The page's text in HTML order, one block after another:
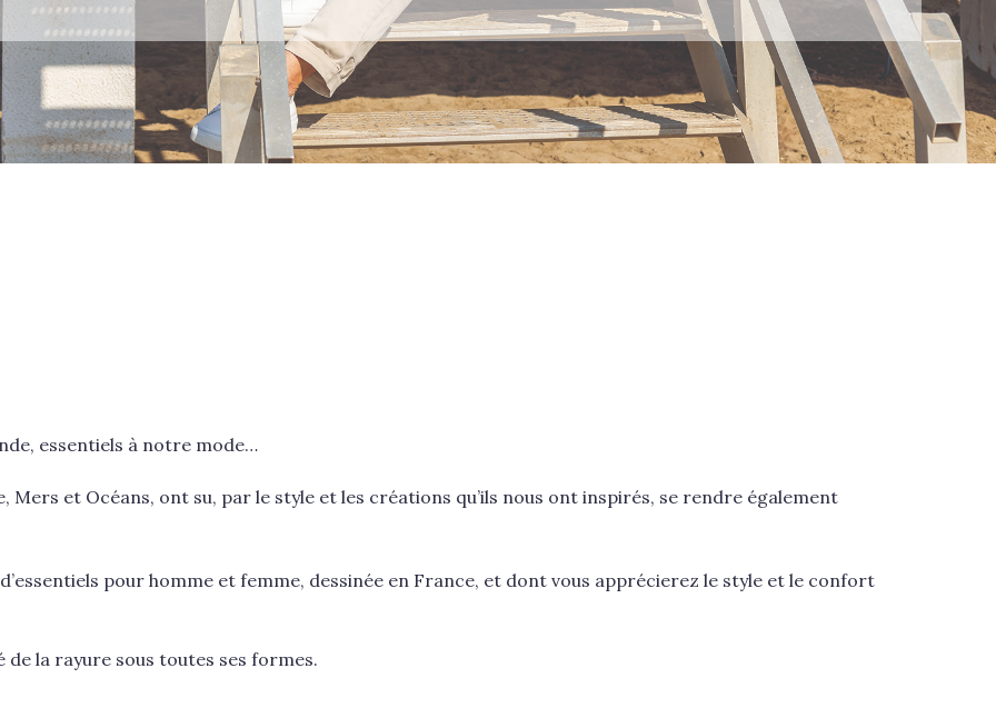
essentiels à notre mode…
Mers et Océans, ont su, par le style et les créations qu’ils nous ont inspirés, se rendre également
pour homme et femme, dessinée en France, et dont vous apprécierez le style et le confort
la rayure sous toutes ses formes.